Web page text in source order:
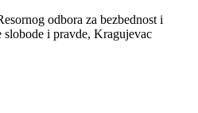
odbora za bezbednost i
i pravde, Kragujevac